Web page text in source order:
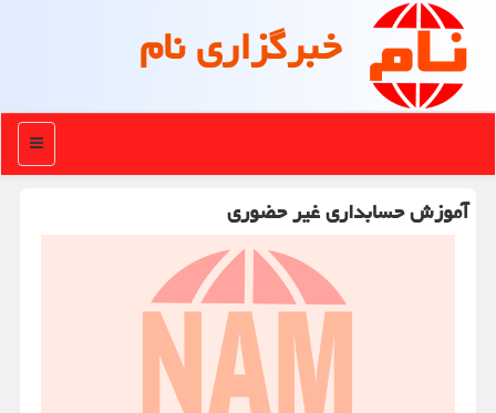
خبرگزاری نام
منو
آموزش حسابداری غیر حضوری